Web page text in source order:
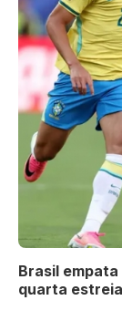
Brasil
quarta